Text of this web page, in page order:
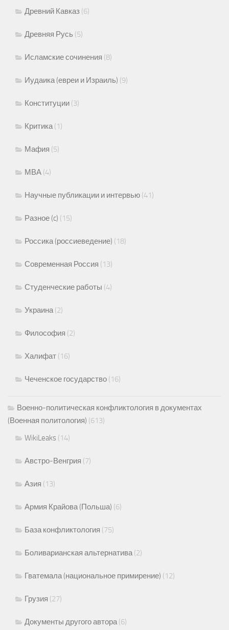
Древний Кавказ (6)
Древняя Русь (5)
Исламские сочинения (8)
Иудаика (евреи и Израиль) (9)
Конституции (3)
Критика(1)
Мафия (5)
МВА (4)
Научные публикации и интервью (41)
Разное (c) (15)
Россика (россиеведение) (18)
Современная Россия (13)
Студенческие работы (4)
Украина(2)
Философия (2)
Халифат (16)
Чеченское государство (16)
Военно-политическая конфликтология в документах
(Военная политология) (613)
WikiLeaks (14)
Австро-Венгрия (7)
Азия (13)
Армия Крайова (Польша) (6)
База конфликтология (75)
Боливарианская альтернатива(2)
Гватемала (национальное примирение) (12)
Грузия (27)
Документы другого автора(6)